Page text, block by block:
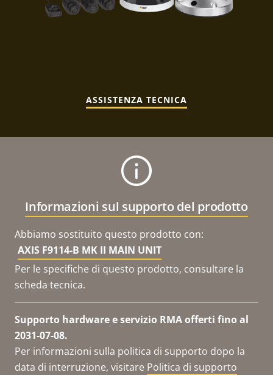
ASSISTENZA TECNICA
Informazioni sul supporto del prodotto
Abbiamo sostituito questo prodotto con:
AXIS F9114-B MK II MAIN UNIT
Per le specifiche di questo prodotto, consultare la
scheda tecnica.
Supporto hardware e servizio RMA offerti fino al
2031-07-08.
Per informazioni sulla politica di supporto dopo la
data di interruzione, visitare Politica di supporto